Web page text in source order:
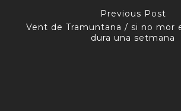
Previous Post
Vent de Tramuntana / si no mor
dura una setmana